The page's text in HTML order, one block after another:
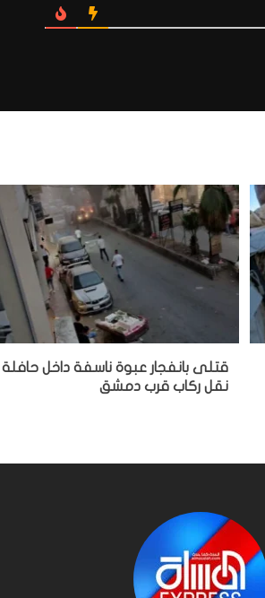
قتلى بانفجار عبوة ناسفة داخل حافلة
نقل ركاب قرب دمشق